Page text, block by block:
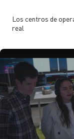
Los centros de
real